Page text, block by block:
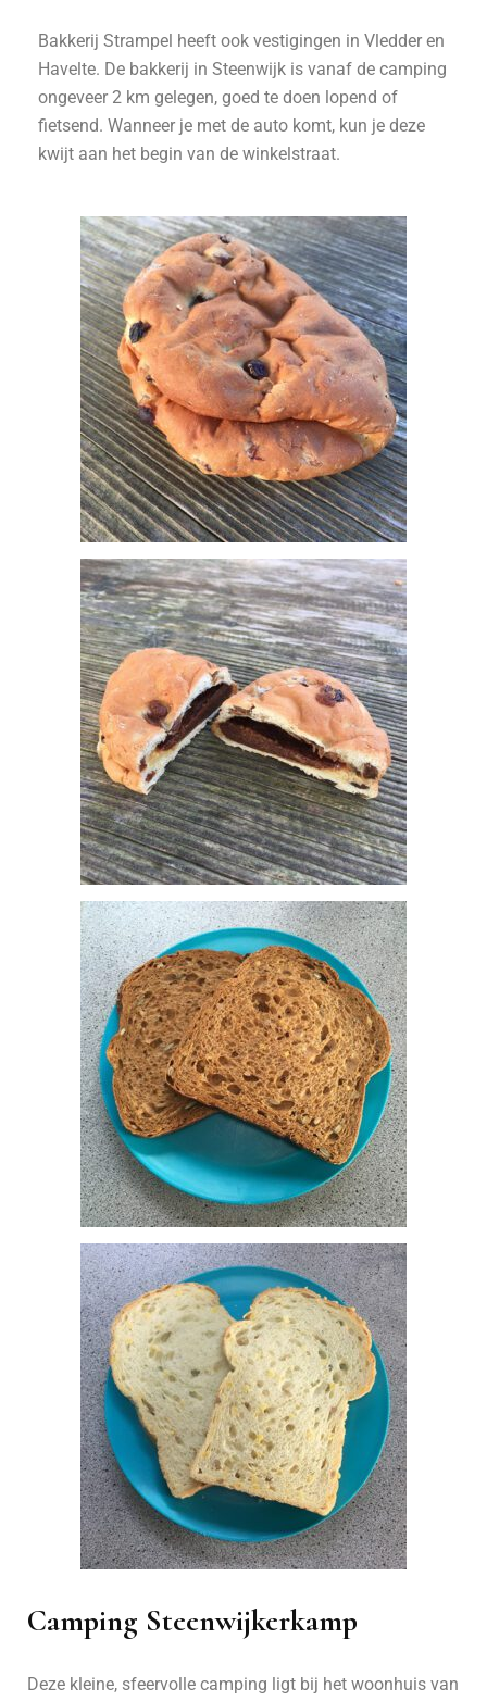
Bakkerij Strampel heeft ook vestigingen in Vledder en
Havelte. De bakkerij in Steenwijk is vanaf de camping
ongeveer 2 km gelegen, goed te doen lopend of
fietsend. Wanneer je met de auto komt, kun je deze
kwijt aan het begin van de winkelstraat.
Camping Steenwijkerkamp
Deze kleine, sfeervolle camping ligt bij het woonhuis van